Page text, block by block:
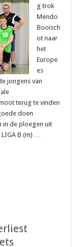
g trok
Mendo
Booisch
ot naar
het
Europe
es
jongens van
terug te vinden
doen
in de ploegen uit
LIGA B (m) …